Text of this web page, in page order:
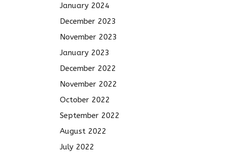
January 2024
December 2023
November 2023
January 2023
December 2022
November 2022
October 2022
September 2022
August 2022
July 2022